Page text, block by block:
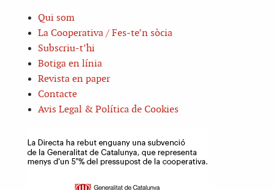
Qui som
La Cooperativa / Fes-te’n sòcia
Subscriu-t’hi
Botiga en línia
Revista en paper
Contacte
Avis Legal & Política de Cookies